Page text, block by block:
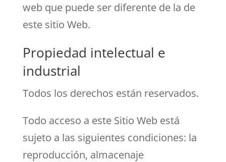
web que puede ser diferente de la de
este sitio Web.
Propiedad intelectual e
industrial
Todos los derechos están reservados.
Todo acceso a este Sitio Web está
sujeto a las siguientes condiciones: la
reproducción, almacenaje